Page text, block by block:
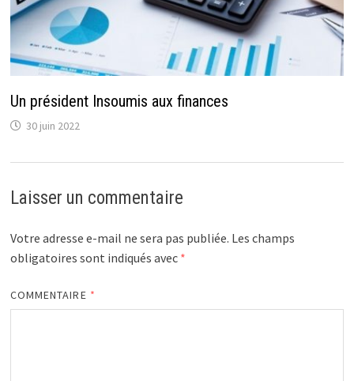
Un président Insoumis aux finances
30 juin 2022
Laisser un commentaire
Votre adresse e-mail ne sera pas publiée. Les champs
obligatoires sont indiqués avec *
COMMENTAIRE *